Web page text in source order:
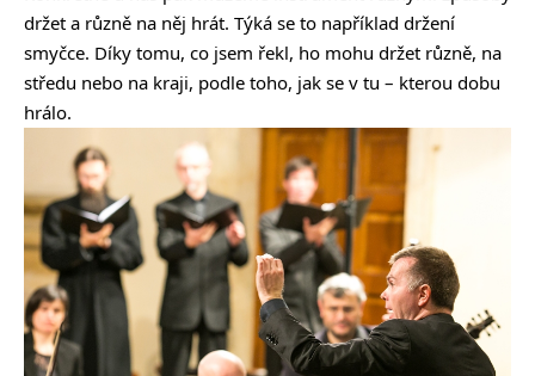
držet a různě na něj hrát. Týká se to například držení
smyčce. Díky tomu, co jsem řekl, ho mohu držet různě, na
středu nebo na kraji, podle toho, jak se v tu – kterou dobu
hrálo.